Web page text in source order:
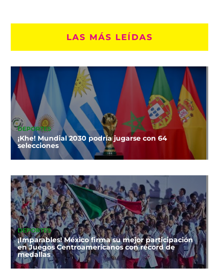
LAS MÁS LEÍDAS
DEPORTES
¡Khe! Mundial 2030 podría jugarse con 64
selecciones
DEPORTES
¡Imparables! México firma su mejor participación
en Juegos Centroamericanos con récord de
medallas